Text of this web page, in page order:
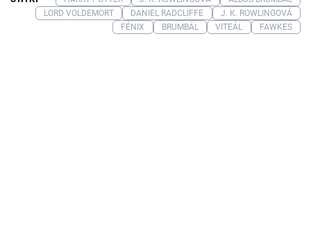
LORD VOLDEMORT
DANIEL RADCLIFFE
J. K. ROWLINGOVÁ
FÉNIX
BRUMBÁL VITEÁL FAWKES